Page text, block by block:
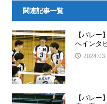
関連記事一覧
【バレー
へインタ
【バレ